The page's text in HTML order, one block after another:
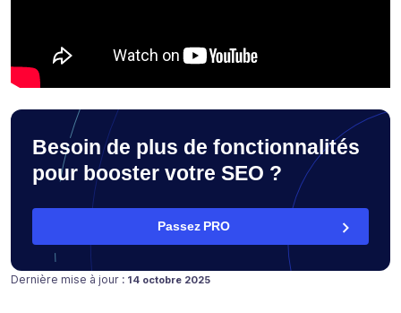
Besoin de plus de fonctionnalités
pour booster votre SEO ?
Passez PRO
Dernière mise à jour : Publié le
14 décembre 2016
14 octobre 2025